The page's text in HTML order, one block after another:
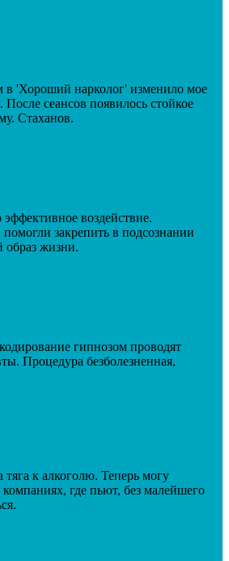
в 'Хороший нарколог' изменило мое
сеансов появилось стойкое
Стаханов.
воздействие.
закрепить в подсознании
образ жизни.
гипнозом проводят
Процедура безболезненная,
к алкоголю. Теперь могу
где пьют, без малейшего